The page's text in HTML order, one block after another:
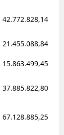
42.772.828,14
21.455.088,84
15.863.499,45
37.885.822,80
67.128.885,25